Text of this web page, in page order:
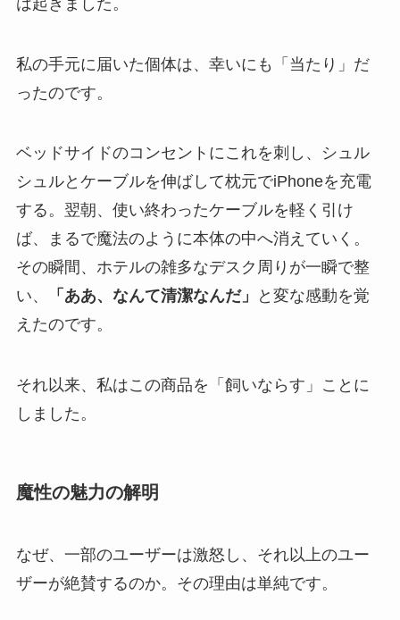
私の手元に届いた個体は、幸いにも「当たり」だ
ったのです。
ベッドサイドのコンセントにこれを刺し、シュル
シュルとケーブルを伸ばして枕元でiPhoneを充電
する。翌朝、使い終わったケーブルを軽く引け
ば、まるで魔法のように本体の中へ消えていく。
その瞬間、ホテルの雑多なデスク周りが一瞬で整
い、
「ああ、なんて清潔なんだ」
と変な感動を覚
えたのです。
それ以来、私はこの商品を「飼いならす」ことに
しました。
魔性の魅力の解明
なぜ、一部のユーザーは激怒し、それ以上のユー
ザーが絶賛するのか。その理由は単純です。